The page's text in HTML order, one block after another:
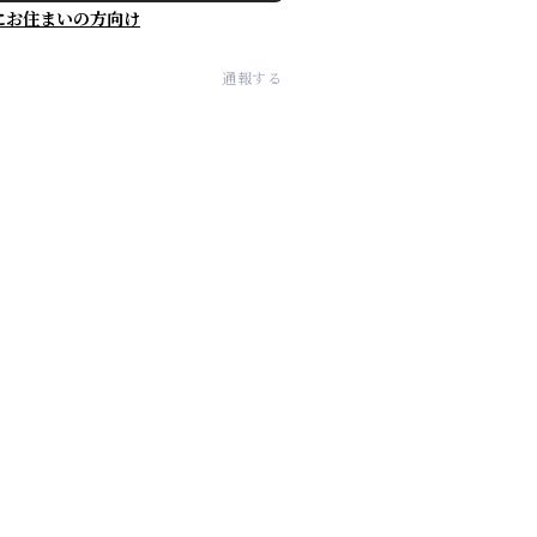
お住まいの方向け
通報する